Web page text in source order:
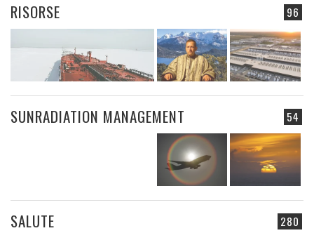
96
RISORSE
54
SUNRADIATION MANAGEMENT
280
SALUTE